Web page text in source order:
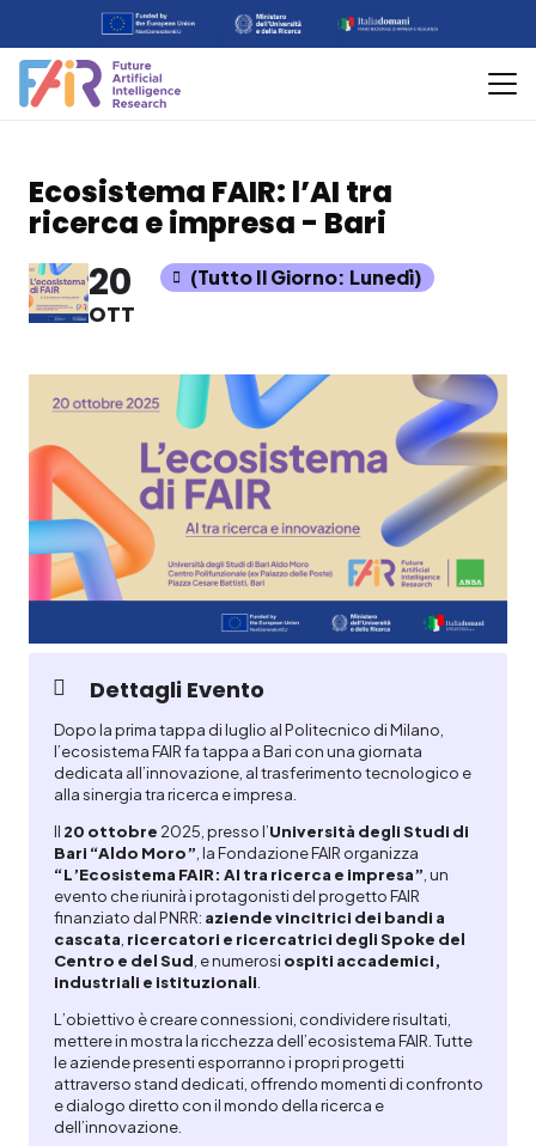
Ecosistema FAIR: l’AI tra
ricerca e impresa - Bari
20
OTT
(Tutto Il Giorno: Lunedì)
Dettagli Evento
Dopo la prima tappa di luglio al Politecnico di Milano,
l’ecosistema FAIR fa tappa a Bari con una giornata
dedicata all’innovazione, al trasferimento tecnologico e
alla sinergia tra ricerca e impresa.
Il 20 ottobre 2025, presso l’Università degli Studi di
Bari “Aldo Moro” , la Fondazione FAIR organizza
“L’Ecosistema FAIR: AI tra ricerca e impresa” , un
evento che riunirà i protagonisti del progetto FAIR
finanziato dal PNRR: aziende vincitrici dei bandi a
cascata ricercatori e ricercatrici degli Spoke del
Centro e del Sud , e numerosi ospiti accademici,
industriali e istituzionali
L’obiettivo è creare connessioni, condividere risultati,
mettere in mostra la ricchezza dell’ecosistema FAIR. Tutte
le aziende presenti esporranno i propri progetti
attraverso stand dedicati, offrendo momenti di confronto
e dialogo diretto con il mondo della ricerca e
dell’innovazione.